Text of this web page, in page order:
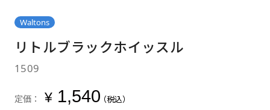
Waltons
リトルブラックホイッスル
1509
定価： ¥1,540（税込）